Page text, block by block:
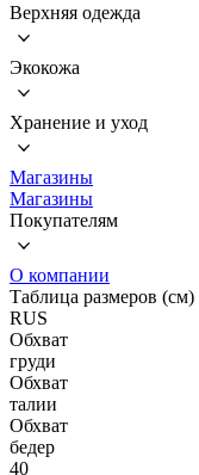
Верхняя одежда
Экокожа
Хранение и уход
Магазины
Магазины
Покупателям
О компании
Таблица размеров (см)
RUS
Обхват
груди
Обхват
талии
Обхват
бедер
40